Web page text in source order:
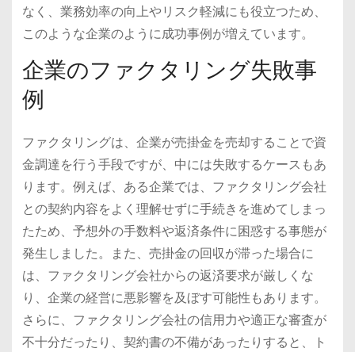
なく、業務効率の向上やリスク軽減にも役立つため、
このような企業のように成功事例が増えています。
企業のファクタリング失敗事
例
ファクタリングは、企業が売掛金を売却することで資
金調達を行う手段ですが、中には失敗するケースもあ
ります。例えば、ある企業では、ファクタリング会社
との契約内容をよく理解せずに手続きを進めてしまっ
たため、予想外の手数料や返済条件に困惑する事態が
発生しました。また、売掛金の回収が滞った場合に
は、ファクタリング会社からの返済要求が厳しくな
り、企業の経営に悪影響を及ぼす可能性もあります。
さらに、ファクタリング会社の信用力や適正な審査が
不十分だったり、契約書の不備があったりすると、ト